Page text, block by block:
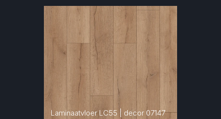
Laminaatvloer LC55 | decor 07147